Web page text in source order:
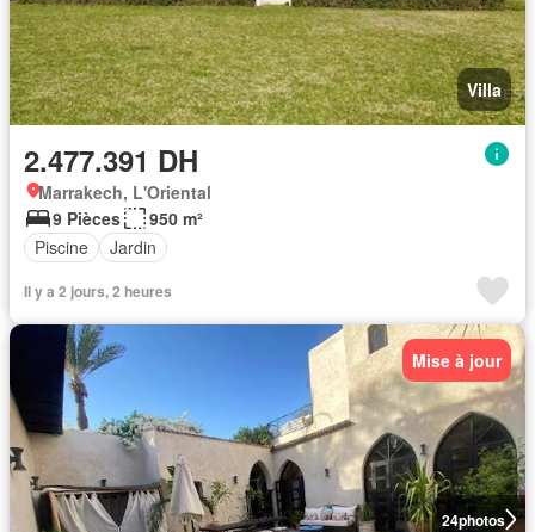
Villa
2.477.391 DH
Marrakech, L'Oriental
9 Pièces
950 m²
Piscine
Jardin
Il y a 2 jours, 2 heures
24photos
Mise à jour